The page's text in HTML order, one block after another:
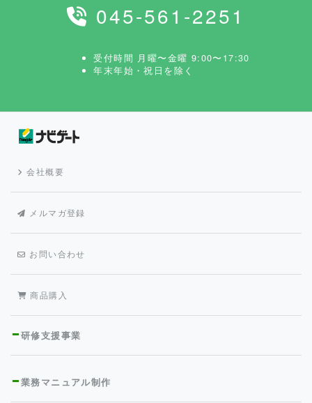
045-561-2251
受付時間 月曜〜金曜 9:00〜17:30
年末年始・祝日を除く
会社概要
メルマガ登録
お問い合わせ
商品購入
研修支援事業
業務マニュアル制作